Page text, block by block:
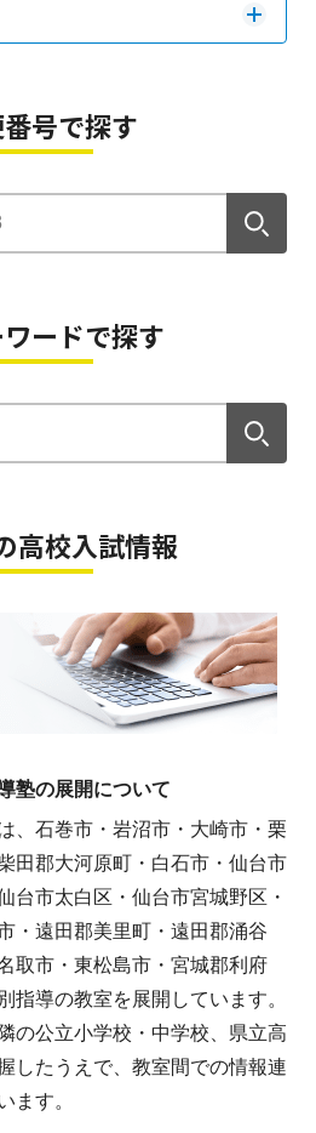
号で探す
ードで探す
高校入試情報
塾の展開について
、石巻市・岩沼市・大崎市・栗
田郡大河原町・白石市・仙台市
台市太白区・仙台市宮城野区・
・遠田郡美里町・遠田郡涌谷
取市・東松島市・宮城郡利府
指導の教室を展開しています。
の公立小学校・中学校、県立高
したうえで、教室間での情報連
ます。